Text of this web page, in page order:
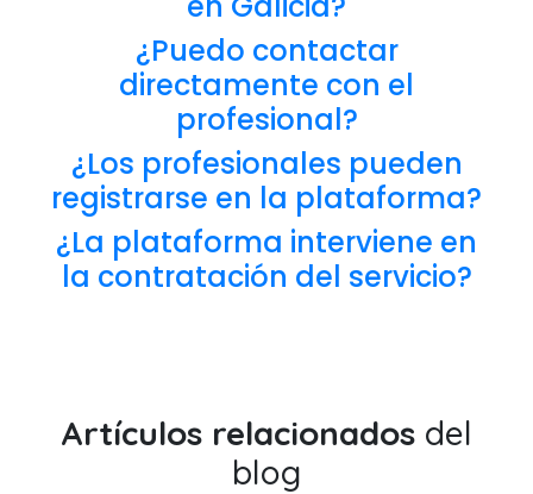
¿Puedo contactar
directamente con el
profesional?
¿Los profesionales pueden
registrarse en la plataforma?
¿La plataforma interviene en
la contratación del servicio?
Artículos relacionados del
blog